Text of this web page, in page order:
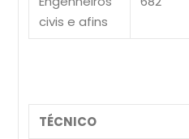
civis e afins
TÉCNICO